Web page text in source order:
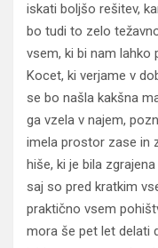
iskati boljšo rešitev,
bo tudi to zelo
vsem, ki bi nam lahko
Kocet, ki verjame v
se bo našla kakšna
ga vzela v najem,
imela prostor zase in
hiše, ki je bila
saj so pred kratkim
praktično vsem
mora še pet let delati